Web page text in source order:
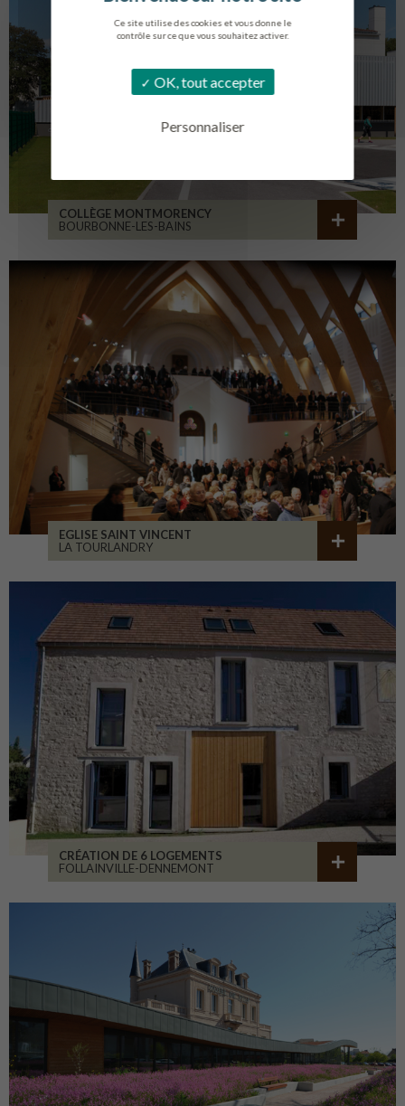
Ce site utilise des cookies et vous donne le
contrôle sur ce que vous souhaitez activer.
OK, tout accepter
Personnaliser
COLLÈGE MONTMORENCY
BOURBONNE-LES-BAINS
EGLISE SAINT VINCENT
LA TOURLANDRY
CRÉATION DE 6 LOGEMENTS
FOLLAINVILLE-DENNEMONT